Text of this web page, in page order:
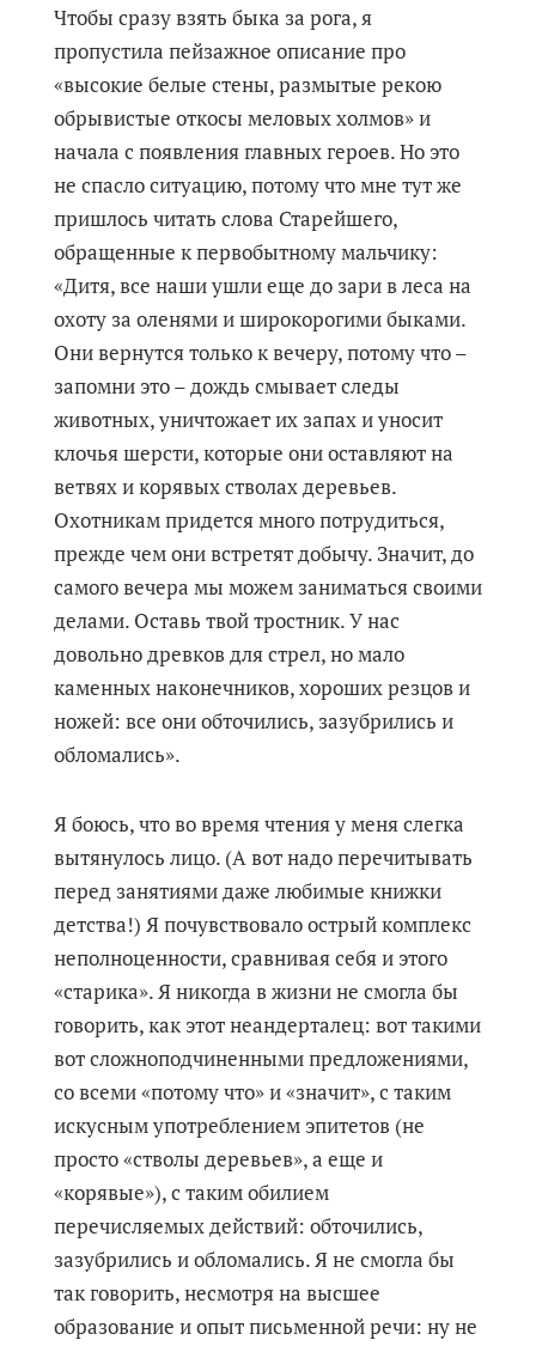
Чтобы сразу взять быка за рога, я
пропустила пейзажное описание про
«высокие белые стены, размытые рекою
обрывистые откосы меловых холмов» и
начала с появления главных героев. Но это
не спасло ситуацию, потому что мне тут же
пришлось читать слова Старейшего,
обращенные к первобытному мальчику:
«Дитя, все наши ушли еще до зари в леса на
охоту за оленями и широкорогими быками.
Они вернутся только к вечеру, потому что –
запомни это – дождь смывает следы
животных, уничтожает их запах и уносит
клочья шерсти, которые они оставляют на
ветвях и корявых стволах деревьев.
Охотникам придется много потрудиться,
прежде чем они встретят добычу. Значит, до
самого вечера мы можем заниматься своими
делами. Оставь твой тростник. У нас
довольно древков для стрел, но мало
каменных наконечников, хороших резцов и
ножей: все они обточились, зазубрились и
обломались».
Я боюсь, что во время чтения у меня слегка
вытянулось лицо. (А вот надо перечитывать
перед занятиями даже любимые книжки
детства!) Я почувствовало острый комплекс
неполноценности, сравнивая себя и этого
«старика». Я никогда в жизни не смогла бы
говорить, как этот неандерталец: вот такими
вот сложноподчиненными предложениями,
со всеми «потому что» и «значит», с таким
искусным употреблением эпитетов (не
просто «стволы деревьев», а еще и
«корявые»), с таким обилием
перечисляемых действий: обточились,
зазубрились и обломались. Я не смогла бы
так говорить, несмотря на высшее
образование и опыт письменной речи: ну не